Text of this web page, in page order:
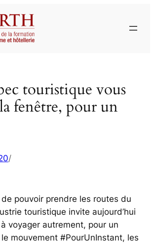
touristique vous
fenêtre, pour un
/
pouvoir prendre les routes du
touristique invite aujourd’hui
voyager autrement, pour un
mouvement #PourUnInstant, les